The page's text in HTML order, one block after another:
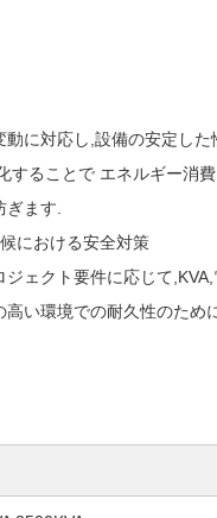
動に対応し,設備の安定した
することで エネルギー消
ます.
における安全対策
ジェクト要件に応じて
高い環境での耐久性のため